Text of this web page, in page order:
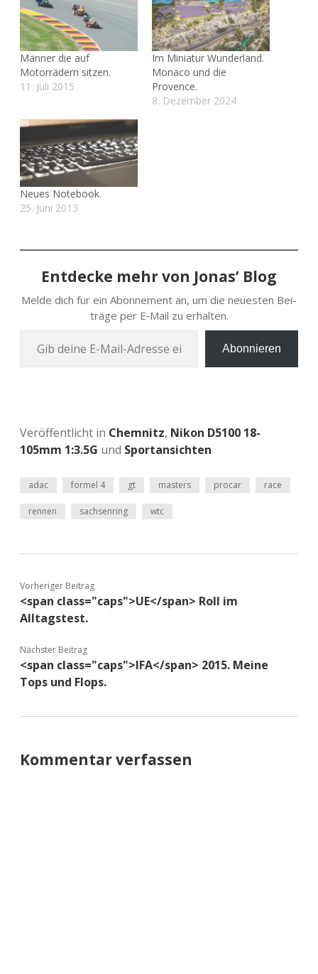
Männer die auf
Motorrädern sitzen.
11. Juli 2015
Im Miniatur Wunderland.
Monaco und die
Provence.
8. Dezember 2024
Neues Notebook.
25. Juni 2013
Entdecke mehr von Jonas’ Blog
Melde dich für ein Abon­ne­ment an, um die neu­es­ten Bei­
trä­ge per E‑Mail zu erhalten.
Abonnieren
Veröffentlicht in Chemnitz, Nikon D5100 18-
105mm 1:3.5G und Sportansichten
adac formel 4 gt masters procar race
rennen sachsenring wtc
Vorheriger Beitrag
<span class="caps">UE</span> Roll im
Alltagstest.
Nächster Beitrag
<span class="caps">IFA</span> 2015. Meine
Tops und Flops.
Kommentar verfassen